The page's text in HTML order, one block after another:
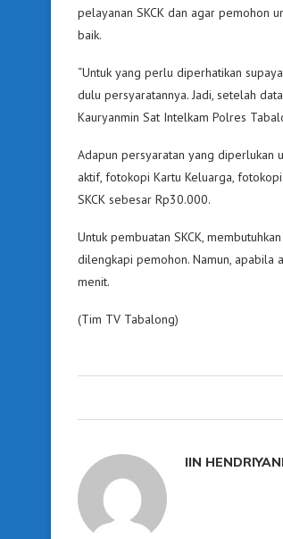
pelayanan SKCK dan agar pemohon
baik.
“Untuk yang perlu diperhatikan
dulu persyaratannya. Jadi, setelah
Kauryanmin Sat Intelkam Polres
Adapun persyaratan yang diperlukan
aktif, fotokopi Kartu Keluarga,
SKCK sebesar Rp30.000.
Untuk pembuatan SKCK,
dilengkapi pemohon. Namun, apabila
menit.
(Tim TV Tabalong)
IIN HENDRIYANI